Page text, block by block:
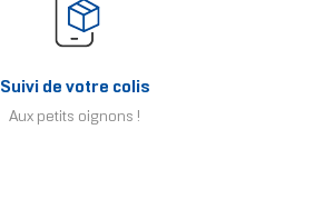
Suivi de votre colis
Aux petits oignons !